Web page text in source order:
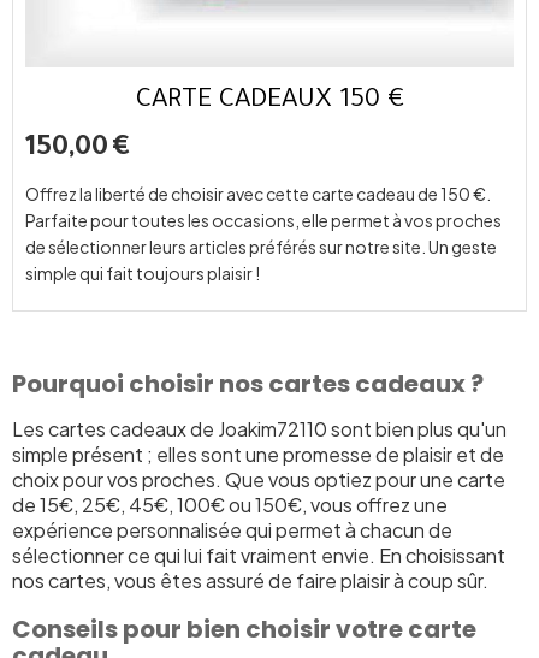
CARTE CADEAUX 150 €
Offrez la liberté de choisir avec cette carte cadeau de 150 €.
Parfaite pour toutes les occasions, elle permet à vos proches
de sélectionner leurs articles préférés sur notre site. Un geste
simple qui fait toujours plaisir !
150,00 €
Pourquoi choisir nos cartes cadeaux ?
Les cartes cadeaux de Joakim72110 sont bien plus qu'un
simple présent ; elles sont une promesse de plaisir et de
choix pour vos proches. Que vous optiez pour une carte
de 15€, 25€, 45€, 100€ ou 150€, vous offrez une
expérience personnalisée qui permet à chacun de
sélectionner ce qui lui fait vraiment envie. En choisissant
nos cartes, vous êtes assuré de faire plaisir à coup sûr.
Conseils pour bien choisir votre carte